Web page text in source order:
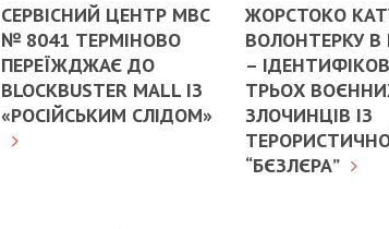
СЕРВІСНИЙ ЦЕНТР МВС
№ 8041 ТЕРМІНОВО
ПЕРЕЇЖДЖАЄ ДО
BLOCKBUSTER MALL ІЗ
«РОСІЙСЬКИМ СЛІДОМ»
ЖОРСТОКО
ВОЛОНТЕРКУ В
–
ТРЬОХ
ЗЛОЧИНЦІВ ІЗ
“БЄЗЛЄРА”